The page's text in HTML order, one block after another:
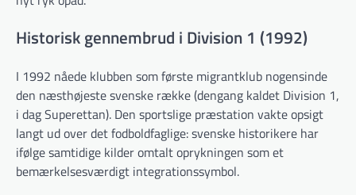
Historisk gennembrud i Division 1 (1992)
I 1992 nåede klubben som første migrantklub nogensinde
den næsthøjeste svenske række (dengang kaldet Division 1,
i dag Superettan). Den sportslige præstation vakte opsigt
langt ud over det fodboldfaglige: svenske historikere har
ifølge samtidige kilder omtalt oprykningen som et
bemærkelsesværdigt integrationssymbol.